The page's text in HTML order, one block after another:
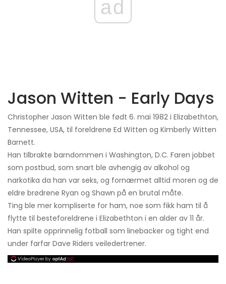
ad
Jason Witten - Early Days
Christopher Jason Witten ble født 6. mai 1982 i Elizabethton,
Tennessee, USA, til foreldrene Ed Witten og Kimberly Witten
Barnett.
Han tilbrakte barndommen i Washington, D.C. Faren jobbet
som postbud, som snart ble avhengig av alkohol og
narkotika da han var seks, og fornærmet alltid moren og de
eldre brødrene Ryan og Shawn på en brutal måte.
Ting ble mer kompliserte for ham, noe som fikk ham til å
flytte til besteforeldrene i Elizabethton i en alder av 11 år.
Han spilte opprinnelig fotball som linebacker og tight end
under farfar Dave Riders veiledertrener.